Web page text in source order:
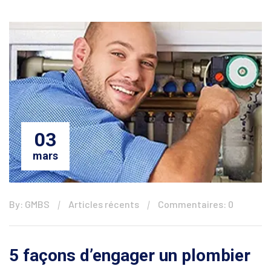
03
mars
By: GMBS Articles récents Commentaires: 0
5 façons d’engager un plombier